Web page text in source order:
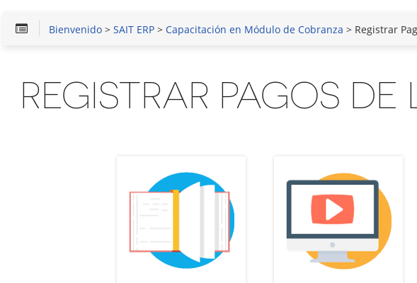
Bienvenido >SAIT ERP >Capacitación en Módulo de Cobranza > Registrar
REGISTRAR PAGOS